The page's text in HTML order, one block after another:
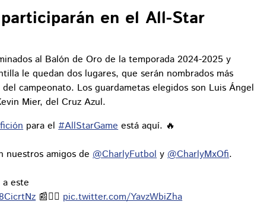
en el All-Star
al Balón de Oro de la temporada 2024-2025 y
le quedan dos lugares, que serán nombrados más
campeonato. Los guardametas elegidos son Luis Ángel
Mier, del Cruz Azul.
para el#AllStarGameestá aquí. 🔥
nuestros amigos de@CharlyFutboly@CharlyMxOfi.
este
📰✍🏻 pic.twitter.com/YavzWbiZha